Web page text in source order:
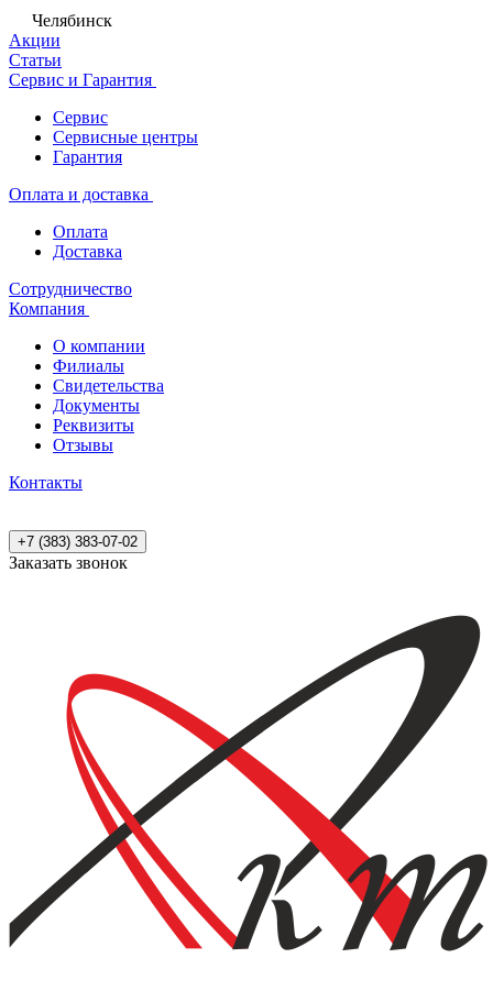
Челябинск
Акции
Статьи
Сервис и Гарантия
Сервис
Сервисные центры
Гарантия
Оплата и доставка
Оплата
Доставка
Сотрудничество
Компания
О компании
Филиалы
Свидетельства
Документы
Реквизиты
Отзывы
Контакты
+7 (383) 383-07-02
Заказать звонок